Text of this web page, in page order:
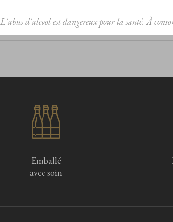
L'abus d'alcool est dangereux pour la santé. À
Emballé
avec soin